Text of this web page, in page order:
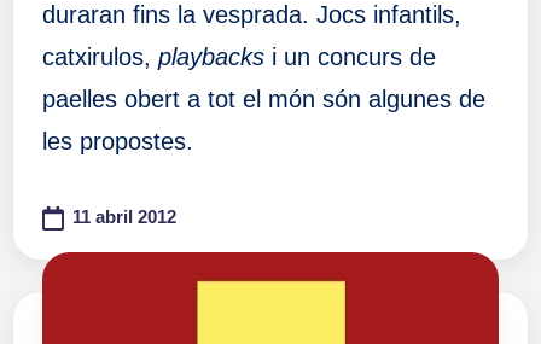
duraran fins la vesprada. Jocs infantils,
catxirulos, playbacksi un concurs de
paelles obert a tot el món són algunes de
les propostes.
11 abril 2012